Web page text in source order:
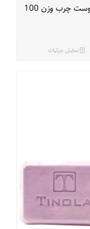
پن درماتولوژیک سینوا مناسب پوست چرب وزن 100
نمایش جزئیات